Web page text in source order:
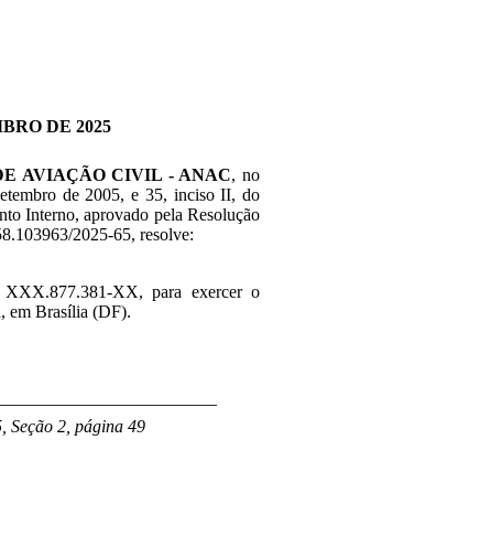
DE 2025
AVIAÇÃO CIVIL - ANAC, no
de 2005, e 35, inciso II, do
Interno, aprovado pela Resolução
2025-65, resolve:
XX, para exercer o
em Brasília (DF).
Seção 2, página 49